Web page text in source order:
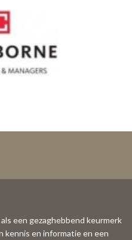
een gezaghebbend keurmerk
en informatie en een